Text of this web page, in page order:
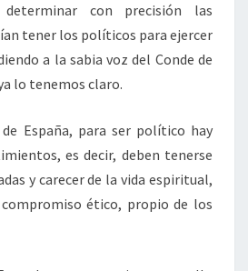
con precisión las
tener los políticos para ejercer
a la sabia voz del Conde de
lo tenemos claro.
España, para ser político hay
es decir, deben tenerse
y carecer de la vida espiritual,
ético, propio de los